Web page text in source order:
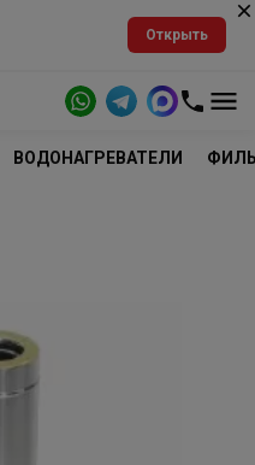
Открыть
ВОДОНАГРЕВАТЕЛИ